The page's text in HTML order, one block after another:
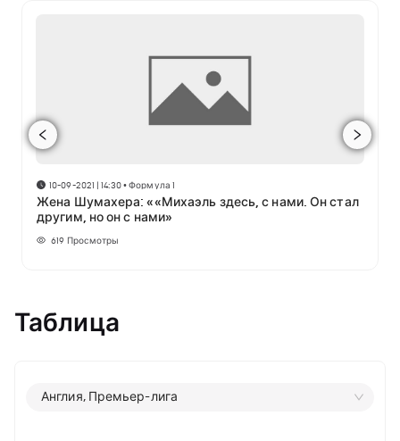
10-09-2021 | 14:30•Формула 1
Жена Шумахера: ««Михаэль здесь, с нами. Он стал
другим, но он с нами»
619 Просмотры
Таблица
Англия, Премьер-лига